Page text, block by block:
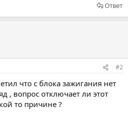
Ответ
#2
что с блока зажигания нет
, вопрос отключает ли этот
то причине ?